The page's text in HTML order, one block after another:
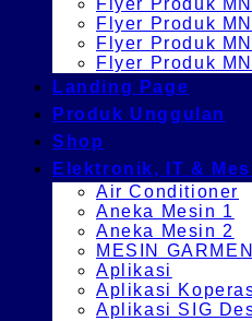
Flyer Produk
Flyer Produk
Flyer Produk
Flyer Produk
Landing Page
Produk Unggulan
Shop
Elektronik, IT &
Air Conditioner
Aneka Mesin 1
Aneka Mesin 2
MESIN
Aplikasi
Aplikasi
Aplikasi SIG